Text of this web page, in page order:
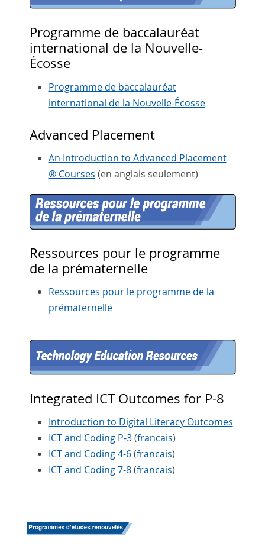
Programme de baccalauréat
international de la Nouvelle-
Écosse
Programme de baccalauréat
international de la Nouvelle-Écosse
Advanced Placement
An Introduction to Advanced Placement
® Courses (en anglais seulement)
Ressources pour le programme
de la prématernelle
Ressources pour le programme de la
prématernelle
Integrated ICT Outcomes for P-8
Introduction to Digital Literacy Outcomes
ICT and Coding P-3(francais)
ICT and Coding 4-6(francais)
ICT and Coding 7-8(francais)